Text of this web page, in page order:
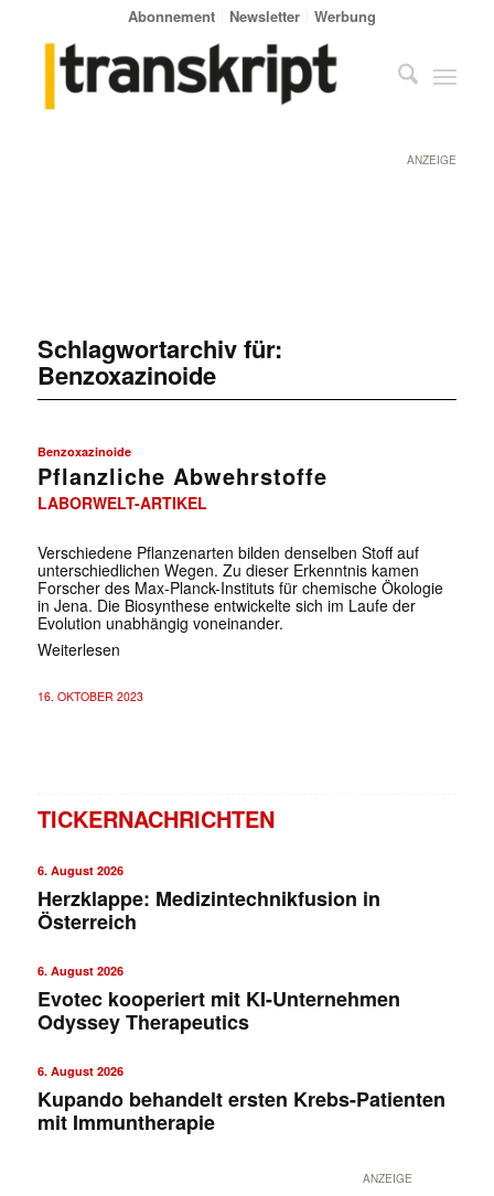
Abonnement Newsletter Werbung
ANZEIGE
Schlagwortarchiv für:
Benzoxazinoide
Benzoxazinoide
Pflanzliche Abwehrstoffe
LABORWELT-ARTIKEL
Verschiedene Pflanzenarten bilden denselben Stoff auf
unterschiedlichen Wegen. Zu dieser Erkenntnis kamen
Forscher des Max-Planck-Instituts für chemische Ökologie
in Jena. Die Biosynthese entwickelte sich im Laufe der
Evolution unabhängig voneinander.
Weiterlesen
16. OKTOBER 2023
TICKERNACHRICHTEN
6. August 2026
Herzklappe: Medizintechnikfusion in
Österreich
6. August 2026
Evotec kooperiert mit KI-Unternehmen
Odyssey Therapeutics
6. August 2026
Kupando behandelt ersten Krebs-Patienten
mit Immuntherapie
ANZEIGE